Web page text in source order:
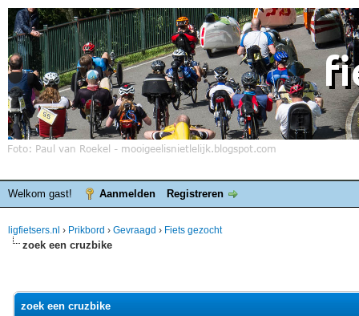
Welkom gast! Aanmelden Registreren
ligfietsers.nl › Prikbord › Gevraagd › Fiets gezocht
zoek een cruzbike
zoek een cruzbike